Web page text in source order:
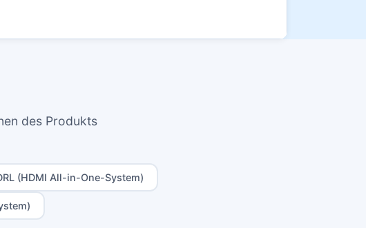
des Produkts
(HDMI All-in-One-System)